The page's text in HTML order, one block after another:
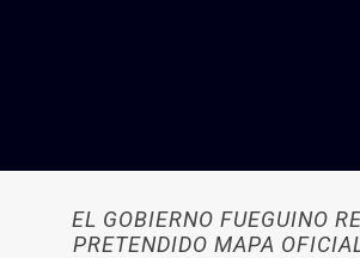
EL GOBIERNO FUEGUINO
PRETENDIDO MAPA